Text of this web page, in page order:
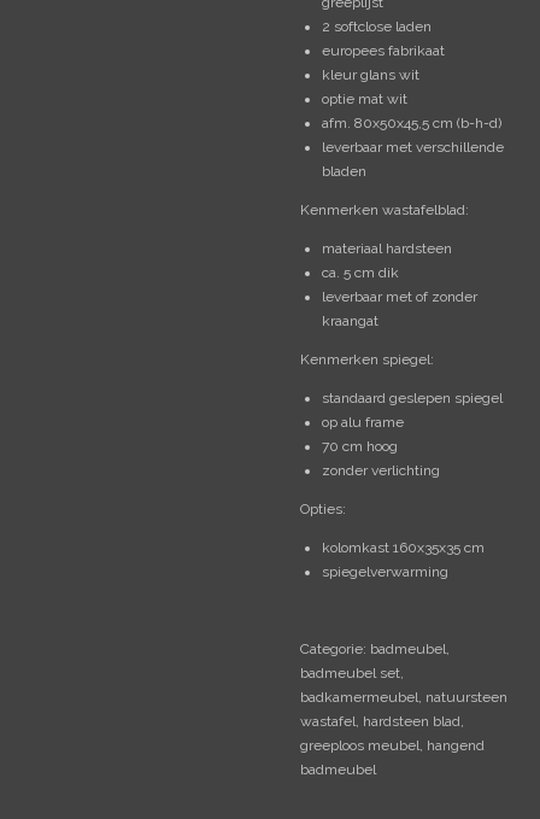
2 softclose laden
europees fabrikaat
kleur glans wit
optie mat wit
afm. 80x50x45,5 cm (b-h-d)
leverbaar met verschillende
bladen
Kenmerken wastafelblad:
materiaal hardsteen
ca. 5 cm dik
leverbaar met of zonder
kraangat
Kenmerken spiegel:
standaard geslepen spiegel
op alu frame
70 cm hoog
zonder verlichting
Opties:
kolomkast 160x35x35 cm
spiegelverwarming
Categorie: badmeubel,
badmeubel set,
badkamermeubel, natuursteen
wastafel, hardsteen blad,
greeploos meubel, hangend
badmeubel